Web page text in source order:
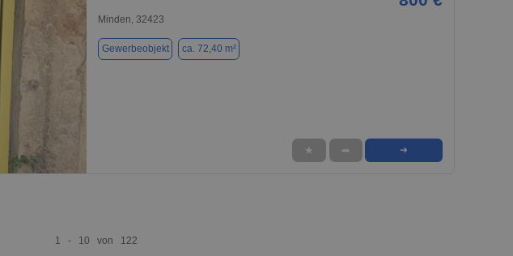
1 / 1
Minden, 32423
Gewerbeobjekt ca. 72,40 m²
★ ➦ ➜
1 - 10 von 122